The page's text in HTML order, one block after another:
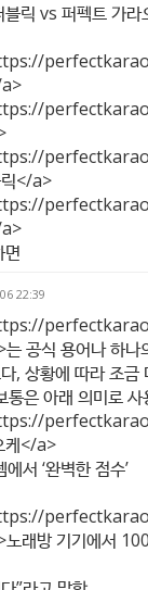
블릭 vs 퍼펙트 가라
</a>
면
22:39
공식 용어나 하나
, 상황에 따라 조금
통은 아래 의미로 사
케</a>
서 ‘완벽한 점수’
래방 기기에서